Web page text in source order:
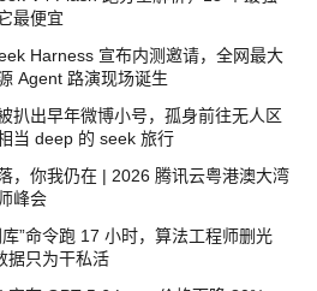
最便宜
Harness 宣布内测邀请，全网最大
Agent 路演现场诞生
扒出早年微博小号，孤身前往无人区
当 deep 的 seek 旅行
，你我仍在 | 2026 腾讯云粤港澳大湾
峰会
库”命令跑 17 小时，算法工程师删光
据只为干私活